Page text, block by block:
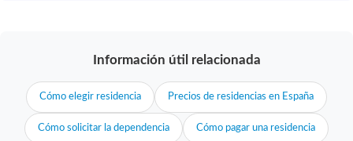
Información útil relacionada
Cómo elegir residencia Precios de residencias en España
Cómo solicitar la dependencia Cómo pagar una residencia